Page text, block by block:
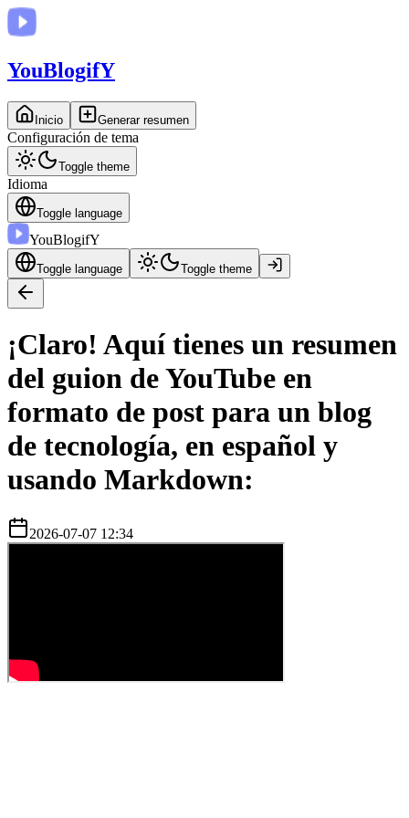
YouBlogifY
Inicio Generar resumen
Configuración de tema
Toggle theme
Idioma
Toggle language
YouBlogifY
Toggle language Toggle theme
¡Claro! Aquí tienes un resumen
del guion de YouTube en
formato de post para un blog
de tecnología, en español y
usando Markdown:
2026-07-07 12:34